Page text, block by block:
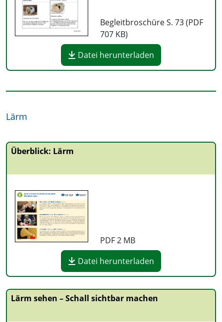
Begleitbroschüre S. 73 (PDF
707 KB)
Datei herunterladen
Lärm
Überblick: Lärm
PDF2 MB
Datei herunterladen
Lärm sehen – Schall sichtbar machen